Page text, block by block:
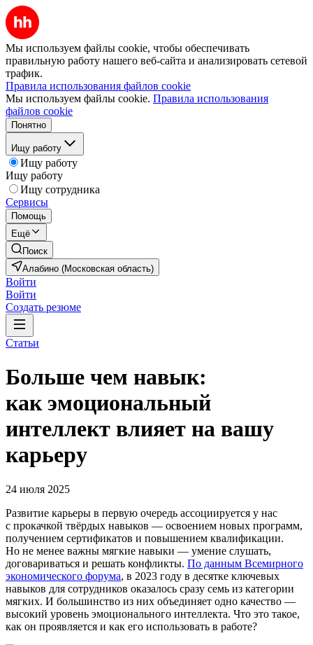
Мы используем файлы cookie, чтобы обеспечивать
правильную работу нашего веб-сайта и анализировать сетевой
трафик.
Правила использования файлов cookie
Мы используем файлы cookie. Правила использования
файлов cookie
Понятно
Ищу работу
Ищу работу
Ищу работу
Ищу сотрудника
Сервисы
Помощь
Ещё
Поиск
Алабино (Московская область)
Войти
Войти
Создать резюме
Статьи
Больше чем навык:
как эмоциональный
интеллект влияет на вашу
карьеру
24 июля 2025
Развитие карьеры в первую очередь ассоциируется у нас
с прокачкой твёрдых навыков — освоением новых программ,
получением сертификатов и повышением квалификации.
Но не менее важны мягкие навыки — умение слушать,
договариваться и решать конфликты. По данным Всемирного
экономического форума, в 2023 году в десятке ключевых
навыков для сотрудников оказалось сразу семь из категории
мягких. И большинство из них объединяет одно качество —
высокий уровень эмоционального интеллекта. Что это такое,
как он проявляется и как его использовать в работе?